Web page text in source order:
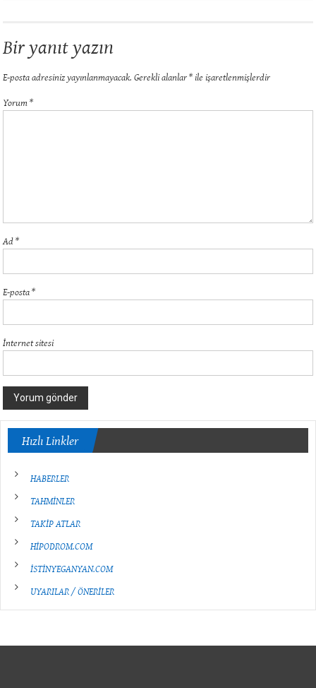
Bir yanıt yazın
E-posta adresiniz yayınlanmayacak. Gerekli alanlar*ile işaretlenmişlerdir
Yorum*
Ad*
E-posta*
İnternet sitesi
Hızlı Linkler
HABERLER
TAHMİNLER
TAKİP ATLAR
HİPODROM.COM
İSTİNYEGANYAN.COM
UYARILAR / ÖNERİLER